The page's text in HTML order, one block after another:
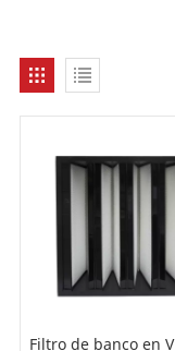
Filtro de banco en V